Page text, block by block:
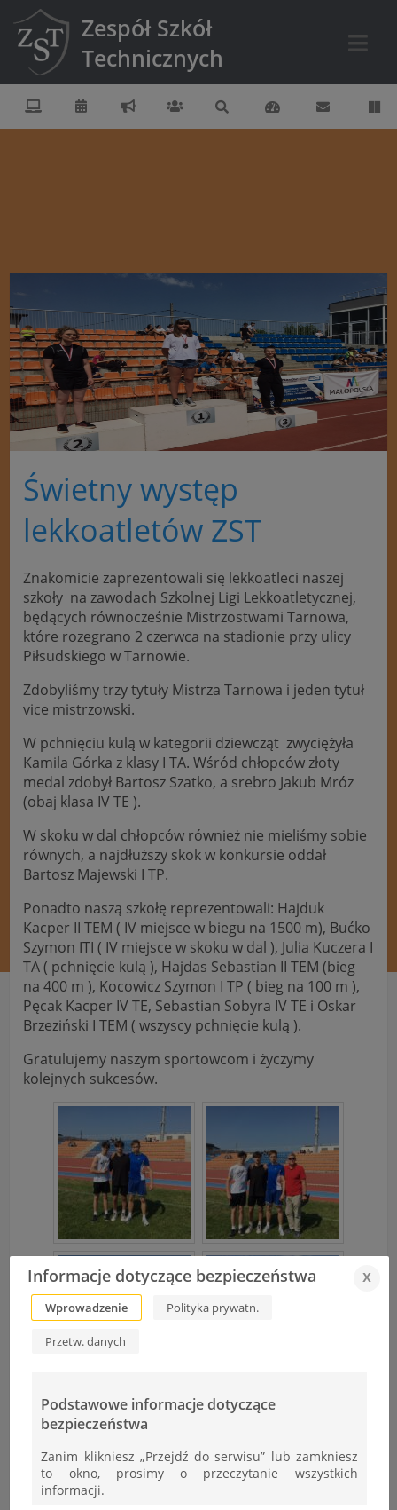
Zespół Szkół
Technicznych
Świetny występ
lekkoatletów ZST
Znakomicie zaprezentowali się lekkoatleci naszej
szkoły na zawodach Szkolnej Ligi Lekkoatletycznej,
będących równocześnie Mistrzostwami Tarnowa,
które rozegrano 2 czerwca na stadionie przy ulicy
Piłsudskiego w Tarnowie.
Zdobyliśmy trzy tytuły Mistrza Tarnowa i jeden tytuł
vice mistrzowski.
W pchnięciu kulą w kategorii dziewcząt zwyciężyła
Kamila Górka z klasy I TA. Wśród chłopców złoty
medal zdobył Bartosz Szatko, a srebro Jakub Mróz
(obaj klasa IV TE ).
W skoku w dal chłopców również nie mieliśmy sobie
równych, a najdłuższy skok w konkursie oddał
Bartosz Majewski I TP.
Ponadto naszą szkołę reprezentowali: Hajduk
Kacper II TEM ( IV miejsce w biegu na 1500 m), Bućko
Szymon ITI ( IV miejsce w skoku w dal ), Julia Kuczera I
TA ( pchnięcie kulą ), Hajdas Sebastian II TEM (bieg
na 400 m ), Kocowicz Szymon I TP ( bieg na 100 m ),
Pęcak Kacper IV TE, Sebastian Sobyra IV TE i Oskar
Brzeziński I TEM ( wszyscy pchnięcie kulą ).
Gratulujemy naszym sportowcom i życzymy
kolejnych sukcesów.
Informacje dotyczące bezpieczeństwa x
Wprowadzenie Polityka prywatn.
Przetw. danych
Podstawowe informacje dotyczące
bezpieczeństwa
Zanim klikniesz „Przejdź do serwisu” lub zamkniesz
to okno, prosimy o przeczytanie wszystkich
informacji.